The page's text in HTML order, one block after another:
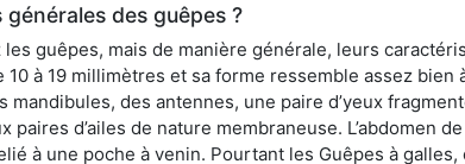
des guêpes ?
guêpes, mais de manière générale, leurs
à 19 millimètres et sa forme ressemble assez
des antennes, une paire d’yeux
d’ailes de nature membraneuse. L’abdomen
à une poche à venin. Pourtant les Guêpes à